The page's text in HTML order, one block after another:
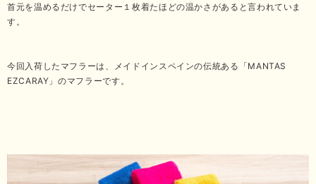
首元を温めるだけでセーター１枚着たほどの温かさがあると言われていま
す。
今回入荷したマフラーは、メイドインスペインの伝統ある「MANTAS
EZCARAY」のマフラーです。